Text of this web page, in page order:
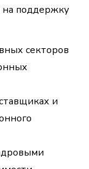
поддержку
секторов
и